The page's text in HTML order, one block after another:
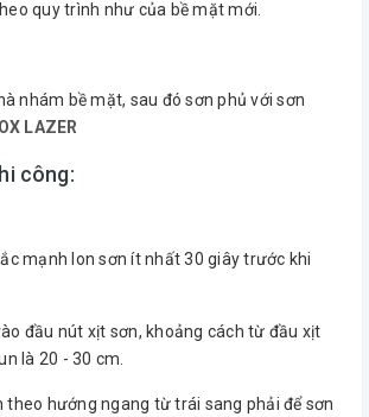
quy trình như của bề mặt mới.
bề mặt, sau đó sơn phủ với sơn
LAZER
công:
mạnh lon sơn ít nhất 30 giây trước khi
đầu nút xịt sơn, khoảng cách từ đầu xịt
là 20 - 30 cm.
theo hướng ngang từ trái sang phải để sơn